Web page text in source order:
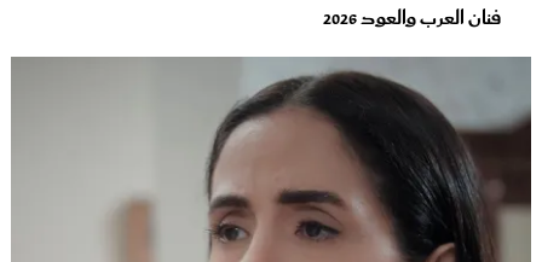
فنان العرب والعود‬ 2026